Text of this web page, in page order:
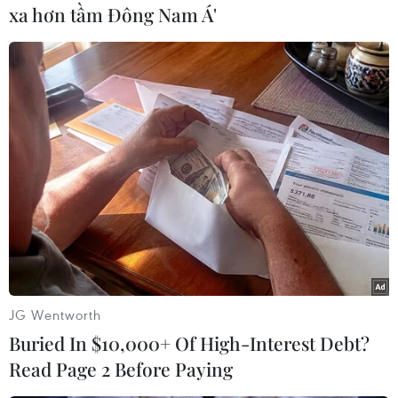
chung một hướng" và nhanh chóng thực thi
những thỏa thuận đã đạt được tại hội nghị
thượng đỉnh hồi tháng Sáu vừa qua./.
(TTXVN/Vietnam+)
xa hơn tầm Đông Nam Á'
JG Wentworth
Buried In $10,000+ Of High-Interest Debt?
Read Page 2 Before Paying